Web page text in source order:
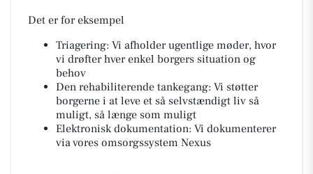
Det er for eksempel
Triagering: Vi afholder ugentlige møder, hvor
vi drøfter hver enkel borgers situation og
behov
Den rehabiliterende tankegang: Vi støtter
borgerne i at leve et så selvstændigt liv så
muligt, så længe som muligt
Elektronisk dokumentation: Vi dokumenterer
via vores omsorgssystem Nexus